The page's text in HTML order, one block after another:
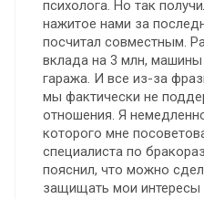
психолога. Но так
нажитое нами за
посчитал совместным.
вклада на 3 млн,
гаража. И все из-за
мы фактически не
отношения. Я
которого мне
специалиста по
пояснил, что можно
защищать мои интересы